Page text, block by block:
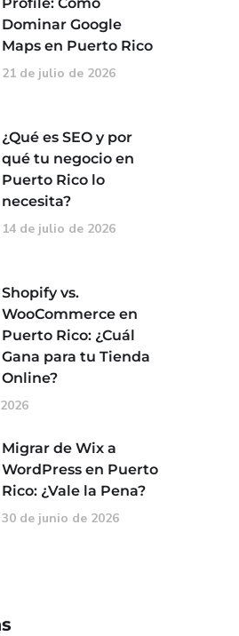
Dominar Google
Maps en Puerto Rico
21 de julio de 2026
¿Qué es SEO y por
qué tu negocio en
Puerto Rico lo
necesita?
14 de julio de 2026
Shopify vs.
WooCommerce en
Puerto Rico: ¿Cuál
Gana para tu Tienda
Online?
Migrar de Wix a
WordPress en Puerto
Rico: ¿Vale la Pena?
30 de junio de 2026